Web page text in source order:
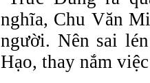
nghĩa, Chu Văn
người. Nên sai
Hạo, thay nắm